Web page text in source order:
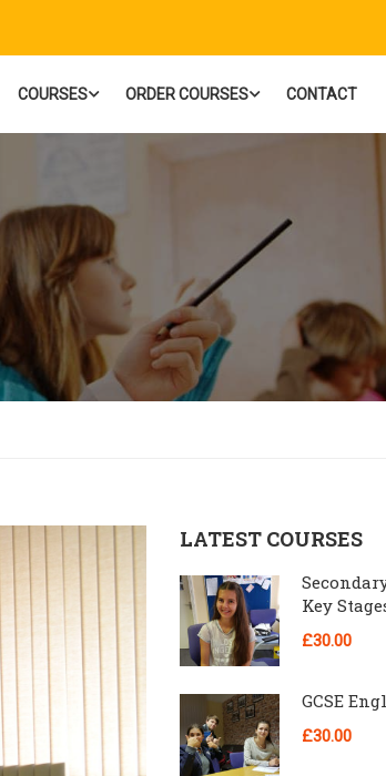
COURSES ORDER COURSES CONTACT
LATEST COURSES
Key
£30.00
GCSE
£30.00